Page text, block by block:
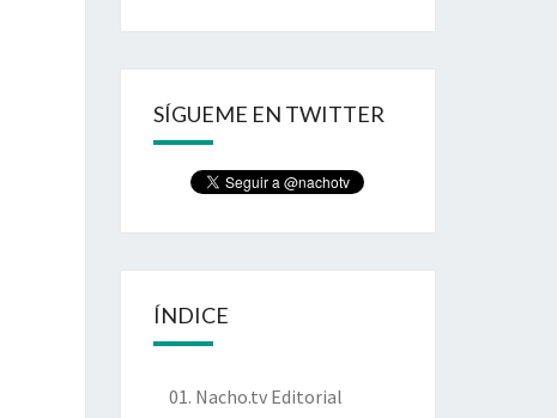
SÍGUEME EN TWITTER
ÍNDICE
01. Nacho.tv Editorial